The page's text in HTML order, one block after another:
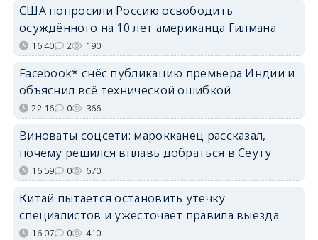
США попросили Россию освободить
осуждённого на 10 лет американца Гилмана
16:40 2 190
Facebook* снёс публикацию премьера Индии и
объяснил всё технической ошибкой
22:16 0 366
Виноваты соцсети: марокканец рассказал,
почему решился вплавь добраться в Сеуту
16:59 0 670
Китай пытается остановить утечку
специалистов и ужесточает правила выезда
16:07 0 410